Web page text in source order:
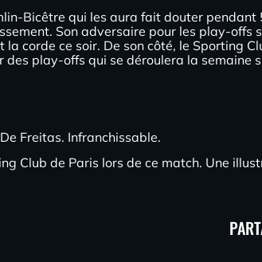
Bicêtre qui les aura fait douter pendant
Son adversaire pour les play-offs
corde ce soir. De son côté, le Sporting
play-offs qui se déroulera la semaine
Freitas. Infranchissable.
Club de Paris lors de ce match. Une